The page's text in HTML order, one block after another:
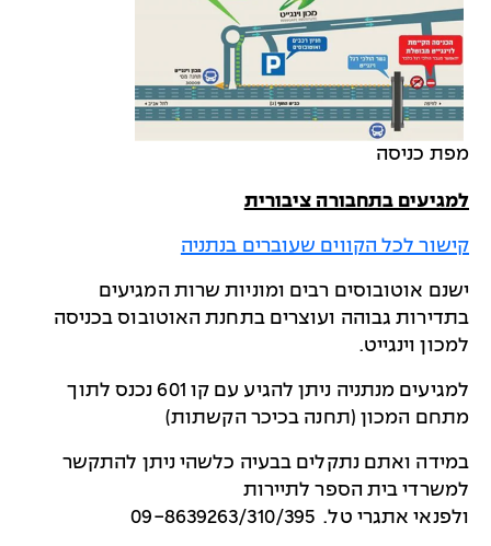
מפת כניסה
למגיעים בתחבורה ציבורית
קישור לכל הקווים שעוברים בנתניה
ישנם אוטובוסים רבים ומוניות שרות המגיעים
בתדירות גבוהה ועוצרים בתחנת האוטובוס בכניסה
למכון וינגייט.
למגיעים מנתניה ניתן להגיע עם קו 601 נכנס לתוך
מתחם המכון (תחנה בכיכר הקשתות)
במידה ואתם נתקלים בבעיה כלשהי ניתן להתקשר
למשרדי בית הספר לתיירות
ולפנאי אתגרי טל. 09-8639263/310/395